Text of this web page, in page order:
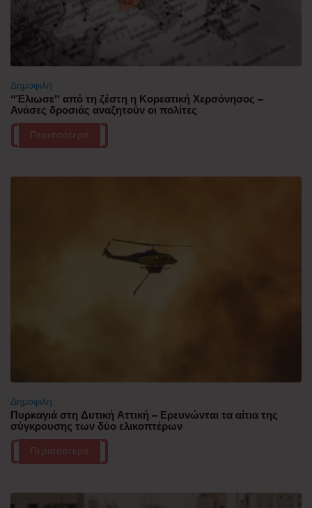
Δημοφιλή
“Έλιωσε” από τη ζέστη η Κορεατική Χερσόνησος –
Ανάσες δροσιάς αναζητούν οι πολίτες
Περισσότερα
Δημοφιλή
Πυρκαγιά στη Δυτική Αττική – Ερευνώνται τα αίτια της
σύγκρουσης των δύο ελικοπτέρων
Περισσότερα